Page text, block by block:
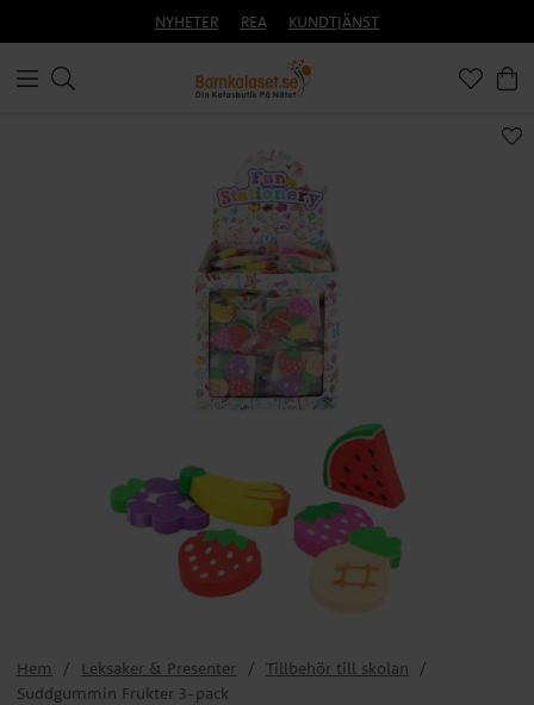
NYHETER REA KUNDTJÄNST
Hem Leksaker & Presenter
Tillbehör till skolan
Suddgummin Frukter 3-pack